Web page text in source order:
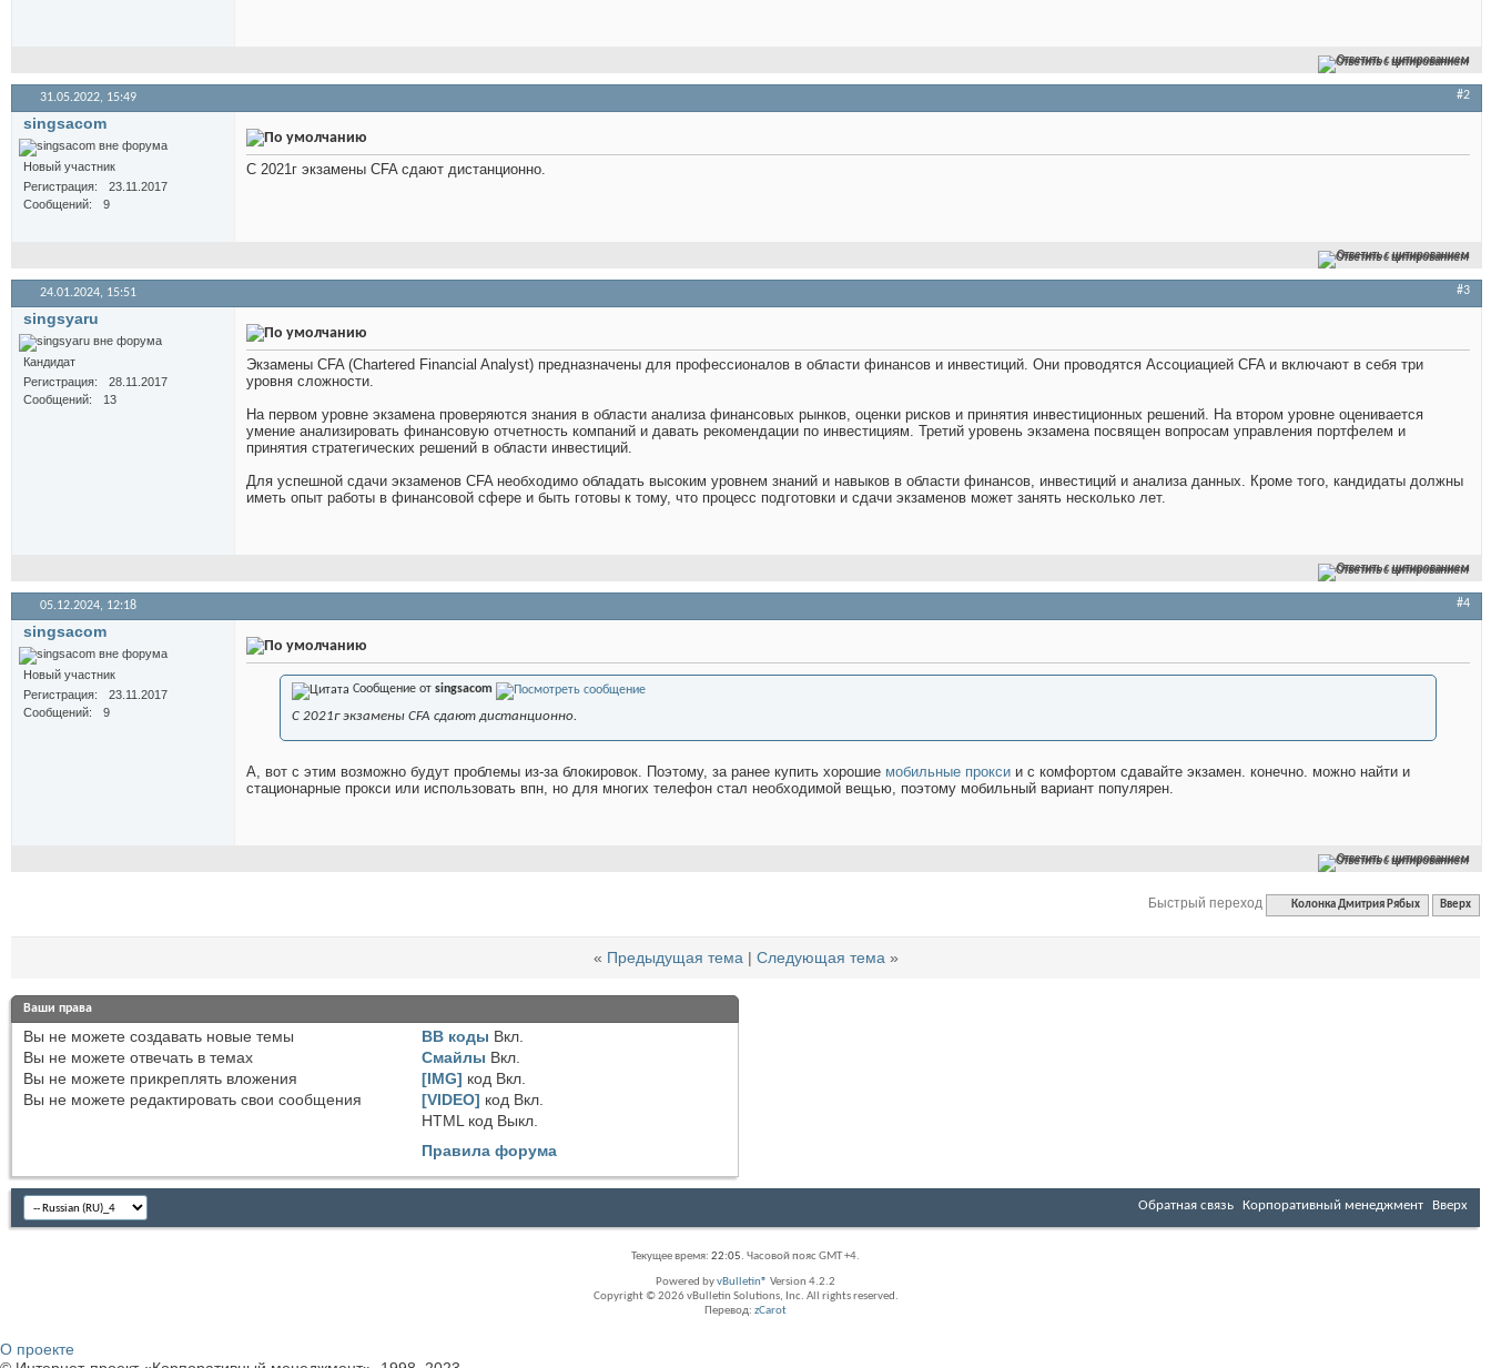
Ответить с цитированием
31.05.2022, 15:49 #2
singsacom
Новый участник
Регистрация
23.11.2017
Сообщений
9
С 2021г экзамены CFA сдают дистанционно.
Ответить с цитированием
24.01.2024, 15:51 #3
singsyaru
Кандидат
Регистрация
28.11.2017
Сообщений
13
Экзамены CFA (Chartered Financial Analyst) предназначены для профессионалов в области финансов и инвестиций. Они проводятся Ассоциацией CFA и включают в себя три
уровня сложности.
На первом уровне экзамена проверяются знания в области анализа финансовых рынков, оценки рисков и принятия инвестиционных решений. На втором уровне оценивается
умение анализировать финансовую отчетность компаний и давать рекомендации по инвестициям. Третий уровень экзамена посвящен вопросам управления портфелем и
принятия стратегических решений в области инвестиций.
Для успешной сдачи экзаменов CFA необходимо обладать высоким уровнем знаний и навыков в области финансов, инвестиций и анализа данных. Кроме того, кандидаты должны
иметь опыт работы в финансовой сфере и быть готовы к тому, что процесс подготовки и сдачи экзаменов может занять несколько лет.
Ответить с цитированием
05.12.2024, 12:18 #4
singsacom
Новый участник
Регистрация
23.11.2017
Сообщений
9
Сообщение от singsacom
С 2021г экзамены CFA сдают дистанционно.
А, вот с этим возможно будут проблемы из-за блокировок. Поэтому, за ранее купить хорошие мобильные прокси и с комфортом сдавайте экзамен. конечно. можно найти и
стационарные прокси или использовать впн, но для многих телефон стал необходимой вещью, поэтому мобильный вариант популярен.
Ответить с цитированием
Быстрый переход Колонка Дмитрия Рябых Вверх
« Предыдущая тема| Следующая тема »
Ваши права
Вы не можете создавать новые темы
Вы не можете отвечать в темах
Вы не можете прикреплять вложения
Вы не можете редактировать свои сообщения
BB коды Вкл.
Смайлы Вкл.
[IMG] код Вкл.
[VIDEO] код Вкл.
HTML код Выкл.
Правила форума
Обратная связь Корпоративный менеджмент Вверх
Текущее время: 22:05. Часовой пояс GMT +4.
Powered byvBulletin® Version 4.2.2
Copyright © 2026 vBulletin Solutions, Inc. All rights reserved.
Перевод: zCarot
О проекте